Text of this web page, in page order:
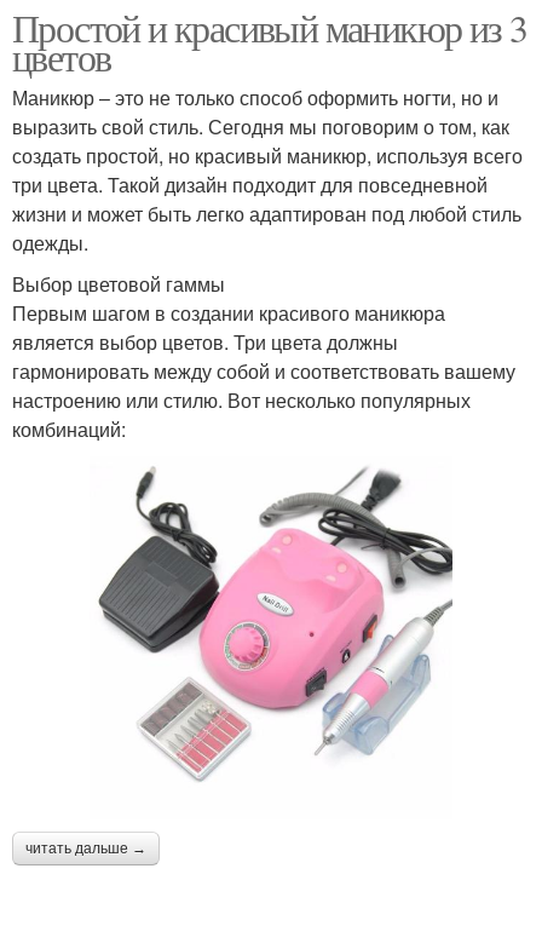
Простой и красивый маникюр из 3
цветов
Маникюр – это не только способ оформить ногти, но и
выразить свой стиль. Сегодня мы поговорим о том, как
создать простой, но красивый маникюр, используя всего
три цвета. Такой дизайн подходит для повседневной
жизни и может быть легко адаптирован под любой стиль
одежды.
Выбор цветовой гаммы
Первым шагом в создании красивого маникюра
является выбор цветов. Три цвета должны
гармонировать между собой и соответствовать вашему
настроению или стилю. Вот несколько популярных
комбинаций:
читать дальше →